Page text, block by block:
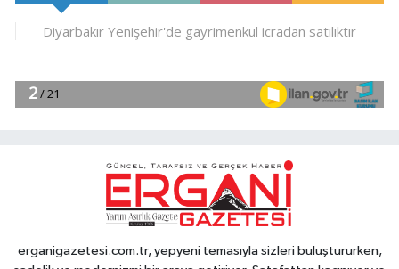
erganigazetesi.com.tr, yepyeni temasıyla sizleri buluştururken,